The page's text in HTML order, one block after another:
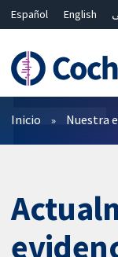
Español English
Bahasa Malaysia
ไทย
Filtros
Inicio Nuestra